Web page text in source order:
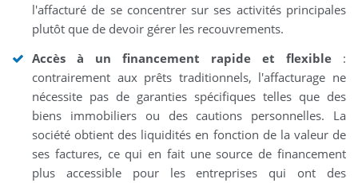
l'affacturé de se concentrer sur ses activités principales
plutôt que de devoir gérer les recouvrements.
Accès à un financement rapide et flexible :
contrairement aux prêts traditionnels, l'affacturage ne
nécessite pas de garanties spécifiques telles que des
biens immobiliers ou des cautions personnelles. La
société obtient des liquidités en fonction de la valeur de
ses factures, ce qui en fait une source de financement
plus accessible pour les entreprises qui ont des